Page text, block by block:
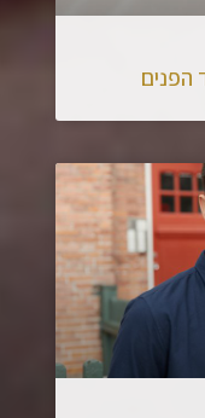
הפנים